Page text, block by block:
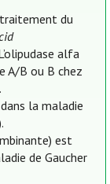
du
alfa
A/B ou B chez
la maladie
est
de Gaucher